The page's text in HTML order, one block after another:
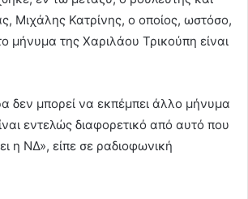
Μιχάλης Κατρίνης, ο οποίος, ωστόσο,
μήνυμα της Χαριλάου Τρικούπη είναι
δεν μπορεί να εκπέμπει άλλο μήνυμα
εντελώς διαφορετικό από αυτό που
η ΝΔ», είπε σε ραδιοφωνική